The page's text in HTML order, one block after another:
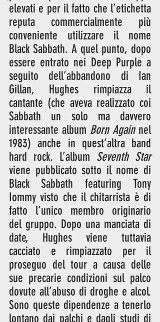
elevati e per il fatto che l’etichetta
reputa commercialmente più
conveniente utilizzare il nome
Black Sabbath. A quel punto, dopo
essere entrato nei Deep Purple a
seguito dell’abbandono di Ian
Gillan, Hughes rimpiazza il
cantante (che aveva realizzato coi
Sabbath un solo ma davvero
interessante album Born Again nel
1983) anche in quest’altra band
hard rock. L’album Seventh Star
viene pubblicato sotto il nome di
Black Sabbath featuring Tony
Iommy visto che il chitarrista è di
fatto l’unico membro originario
del gruppo. Dopo una manciata di
date, Hughes viene tuttavia
cacciato e rimpiazzato per il
proseguo del tour a causa delle
sue precarie condizioni sul palco
dovute all’abuso di droghe e alcol.
Sono queste dipendenze a tenerlo
lontano dai palchi e dagli studi di